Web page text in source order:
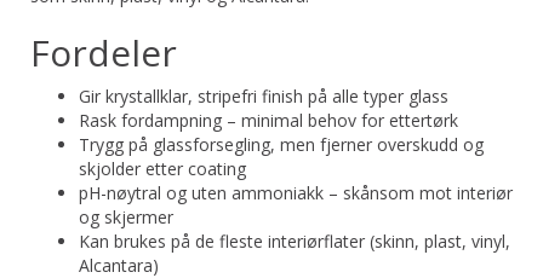
Fordeler
Gir krystallklar, stripefri finish på alle typer glass
Rask fordampning – minimal behov for ettertørk
Trygg på glassforsegling, men fjerner overskudd og
skjolder etter coating
pH-nøytral og uten ammoniakk – skånsom mot interiør
og skjermer
Kan brukes på de fleste interiørflater (skinn, plast, vinyl,
Alcantara)